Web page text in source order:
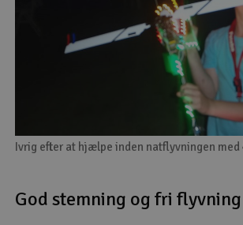
Ivrig efter at hjælpe inden natflyvningen med
God stemning og fri flyvning